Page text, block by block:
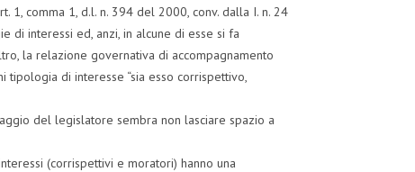
1, comma 1, d.l. n. 394 del 2000, conv. dalla I. n. 24
interessi ed, anzi, in alcune di esse si fa
la relazione governativa di accompagnamento
di interesse “sia esso corrispettivo,
del legislatore sembra non lasciare spazio a
(corrispettivi e moratori) hanno una